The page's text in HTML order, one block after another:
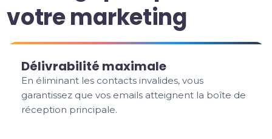
votre marketing
Délivrabilité maximale
En éliminant les contacts invalides, vous
garantissez que vos emails atteignent la boîte de
réception principale.